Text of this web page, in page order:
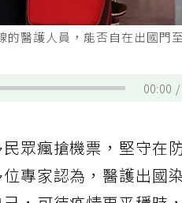
醫護人員，能否自在出國門
00:00
眾瘋搶機票，堅守在
專家認為，醫護出國染